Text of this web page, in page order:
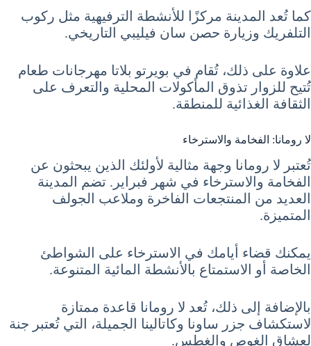
كما تُعد المدينة مركزًا للأنشطة الترفيهية مثل ركوب
التلفريك وزيارة حصن سان فيليبي التاريخي.
علاوة على ذلك، تُقام في بويرتو بلاتا مهرجانات طعام
تُتيح للزوار تذوق المأكولات المحلية والتعرف على
الثقافة الغذائية للمنطقة.
لا رومانا: الفخامة والاسترخاء
تُعتبر لا رومانا وجهة مثالية لأولئك الذين يبحثون عن
الفخامة والاسترخاء في شهر فبراير. تضم المدينة
العديد من المنتجعات الفاخرة وملاعب الجولف
المتميزة.
يمكنك قضاء أيامك في الاسترخاء على الشواطئ
الخاصة أو الاستمتاع بالأنشطة المائية المتنوعة.
بالإضافة إلى ذلك، تُعد لا رومانا قاعدة ممتازة
لاستكشاف جزر ساونا وكاتالينا الجميلة، التي تُعتبر جنة
لعشاق الغوص والغطس.